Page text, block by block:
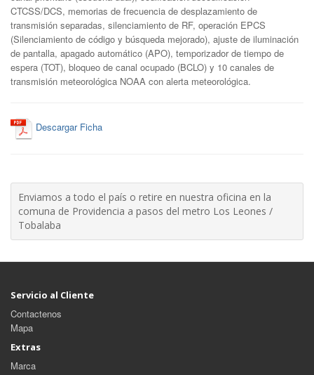
CTCSS/DCS, memorias de frecuencia de desplazamiento de
transmisión separadas, silenciamiento de RF, operación EPCS
(Silenciamiento de código y búsqueda mejorado), ajuste de iluminación
de pantalla, apagado automático (APO), temporizador de tiempo de
espera (TOT), bloqueo de canal ocupado (BCLO) y 10 canales de
transmisión meteorológica NOAA con alerta meteorológica.
Descargar Ficha
Enviamos a todo el país o retire en nuestra oficina en la
comuna de Providencia a pasos del metro Los Leones /
Tobalaba
Servicio al Cliente
Contactenos
Mapa
Extras
Marca